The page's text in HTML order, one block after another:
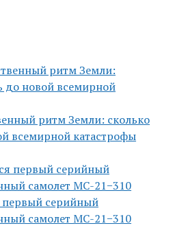
ритм Земли: сколько
всемирной катастрофы
первый серийный
самолет МС-21−310